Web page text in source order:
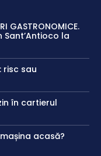
GASTRONOMICE.
la
risc sau
în cartierul
acasă?